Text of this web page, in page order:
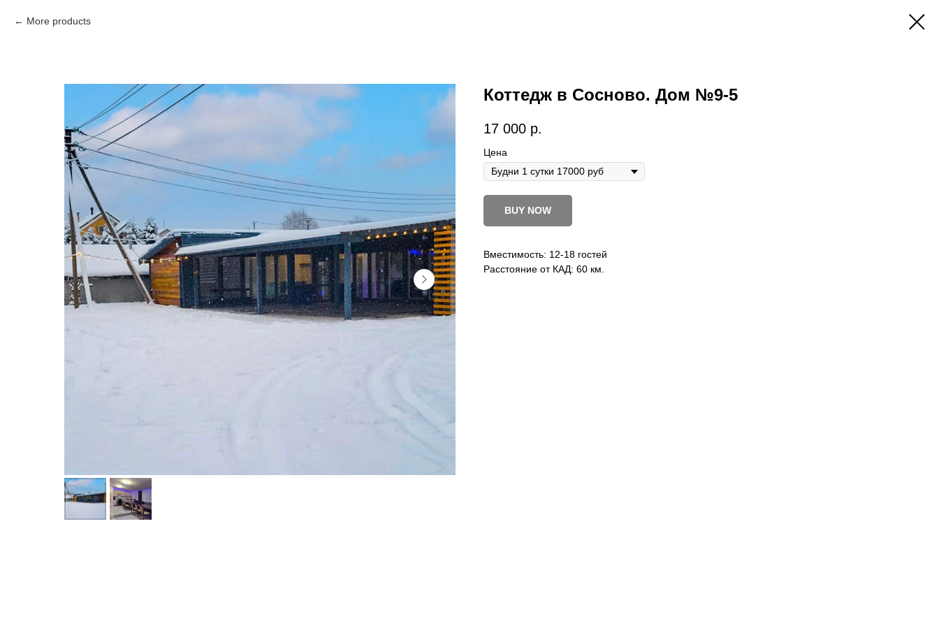
More products
Коттедж в Сосново. Дом №9-5
17 000 р.
Цена
BUY NOW
Вместимость: 12-18 гостей
Расстояние от КАД: 60 км.